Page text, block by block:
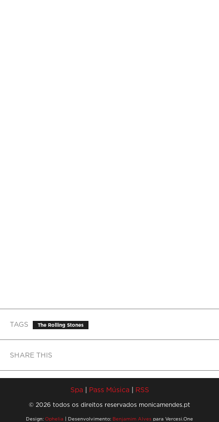
TAGS The Rolling Stones
SHARE THIS
Spa Pass Música RSS
© 2026 todos os direitos reservados monicamendes.pt
Design: Ophelia | Desenvolvimento: Benjamim Alves para Vercesi.One